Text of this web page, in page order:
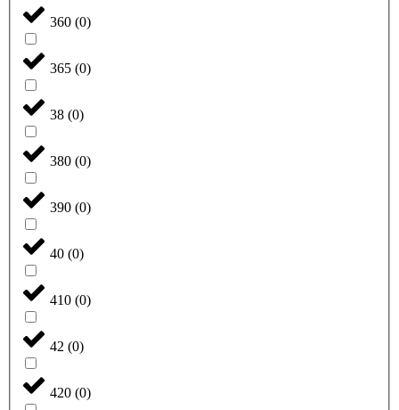
360 (0)
365 (0)
38 (0)
380 (0)
390 (0)
40 (0)
410 (0)
42 (0)
420 (0)